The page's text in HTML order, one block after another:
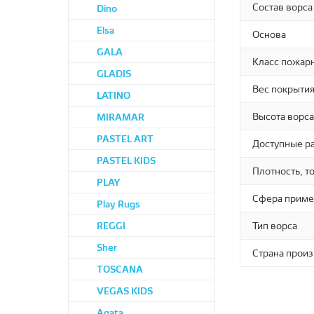
WR
Dino
Elsa
GALA
GLADIS
LATINO
MIRAMAR
PASTEL ART
PASTEL KIDS
PLAY
Play Rugs
REGGI
Sher
TOSCANA
VEGAS KIDS
Состав ворса
Основа
Класс
Вес
Высота ворса
Доступные
Плотность,
Сфера
Тип ворса
Страна